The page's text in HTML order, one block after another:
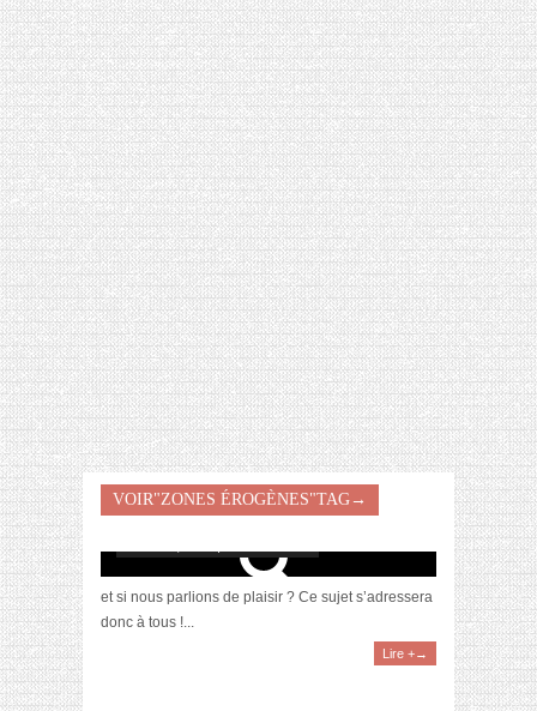
AUTRES
[VIDÉO] UNBOXING : LES MY LITTLE &
BIOTYFULL BOX DES MOIS DE FÉVRIER ET
MARS 2024 FEAT. AKILA
[VIDÉO] LA SÉLECTION DU MOIS
#JANVIER2024
[VIDÉO] HELLOFRESH #34 : IDÉES
RECETTES RISOTTO
VOIR"ZONES ÉROGÈNES"TAG→
Les zones érogènes
et si nous parlions de plaisir ? Ce sujet s’adressera
donc à tous !...
Lire +→